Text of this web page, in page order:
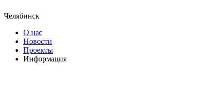
Челябинск
О нас
Новости
Проекты
Информация